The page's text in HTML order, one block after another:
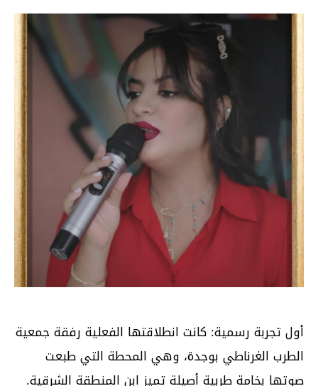
أول تجربة رسمية: كانت انطلاقتها الفعلية رفقة جمعية
الطرب الغرناطي بوجدة، وهي المحطة التي طبعت
صوتها بخامة طربية أصيلة تميز ابن المنطقة الشرقية.